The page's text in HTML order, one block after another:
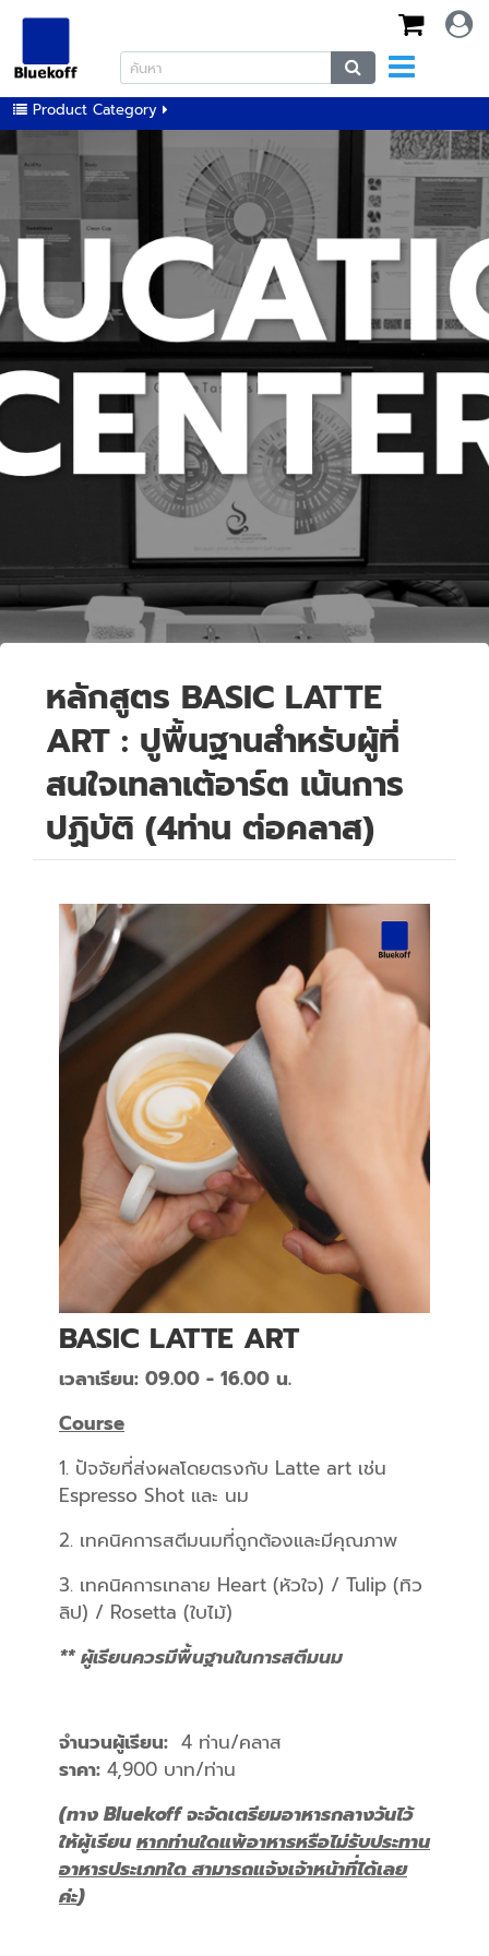
Product Category
หลักสูตร BASIC LATTE
ART : ปูพื้นฐานสำหรับผู้ที่
สนใจเทลาเต้อาร์ต เน้นการ
ปฏิบัติ (4ท่าน ต่อคลาส)
BASIC LATTE ART
เวลาเรียน: 09.00 - 16.00 น.
Course
1. ปัจจัยที่ส่งผลโดยตรงกับ Latte art เช่น
Espresso Shot และ นม
2. เทคนิคการสตีมนมที่ถูกต้องและมีคุณภาพ
3. เทคนิคการเทลาย Heart (หัวใจ) / Tulip (ทิว
ลิป) / Rosetta (ใบไม้)
** ผู้เรียนควรมีพื้นฐานในการสตีมนม
จำนวนผู้เรียน: 4 ท่าน/คลาส
ราคา: 4,900 บาท/ท่าน
(ทาง Bluekoff จะจัดเตรียมอาหารกลางวันไว้
ให้ผู้เรียนหากท่านใดแพ้อาหารหรือไม่รับประทาน
อาหารประเภทใด สามารถแจ้งเจ้าหน้าที่ได้เลย
ค่ะ)